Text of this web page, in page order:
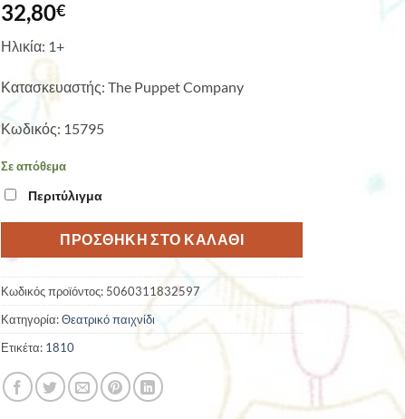
32,80€
Ηλικία: 1+
Κατασκευαστής: The Puppet Company
Κωδικός: 15795
Σε απόθεμα
Περιτύλιγμα
ΠΡΟΣΘΉΚΗ ΣΤΟ ΚΑΛΆΘΙ
Κωδικός προϊόντος: 5060311832597
Κατηγορία:Θεατρικό παιχνίδι
Ετικέτα: 1810